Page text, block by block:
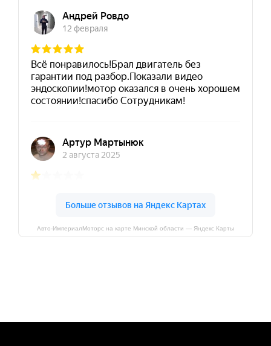
Авто-ИмпериалМоторс на карте Минской области — Яндекс Карты